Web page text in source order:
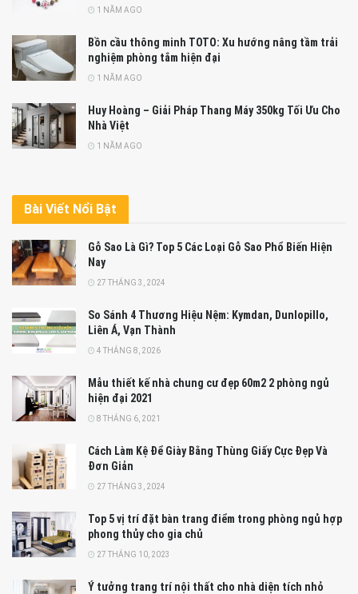
1 NĂM AGO
Bồn cầu thông minh TOTO: Xu hướng nâng tầm trải
nghiệm phòng tắm hiện đại
1 NĂM AGO
Huy Hoàng – Giải Pháp Thang Máy 350kg Tối Ưu Cho
Nhà Việt
1 NĂM AGO
Bài Viết Nổi Bật
Gỗ Sao Là Gì? Top 5 Các Loại Gỗ Sao Phổ Biến Hiện
Nay
27 THÁNG 3, 2024
So Sánh 4 Thương Hiệu Nệm: Kymdan, Dunlopillo,
Liên Á, Vạn Thành
4 THÁNG 8, 2026
Mẫu thiết kế nhà chung cư đẹp 60m2 2 phòng ngủ
hiện đại 2021
8 THÁNG 6, 2021
Cách Làm Kệ Để Giày Bằng Thùng Giấy Cực Đẹp Và
Đơn Giản
27 THÁNG 3, 2024
Top 5 vị trí đặt bàn trang điểm trong phòng ngủ hợp
phong thủy cho gia chủ
27 THÁNG 10, 2023
Ý tưởng trang trí nội thất cho nhà diện tích nhỏ